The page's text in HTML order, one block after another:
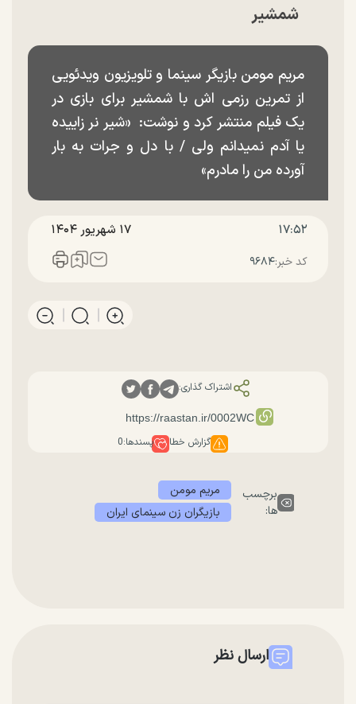
شمشیر
مریم مومن بازیگر سینما و تلویزیون ویدئویی
از تمرین رزمی اش با شمشیر برای بازی در
یک فیلم منتشر کرد و نوشت: ⁨ «شیر نر زاییده
یا آدم نمیدانم ولی / با دل و جرات به بار
آورده من را مادرم»
۱۷:۵۲ ۱۷ شهريور ۱۴۰۴
کد خبر:۹۶۸۴
اشتراک گذاری:
گزارش خطا پسندها:0
برچسب
ها:
مریم مومن
بازیگران زن سینمای ایران
ارسال نظر